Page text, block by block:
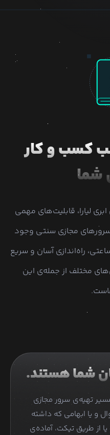
کسب و کار
لیارا، قابلیت‌های مهمی
مجازی سنتی وجود
راه‌اندازی آسان و سریع
مختلف از جمله‌ی این
شما هستند.
تهیه‌ی سرور مجازی
و یا ابهامی که داشته
از طریق تیکت، آماده‌ی